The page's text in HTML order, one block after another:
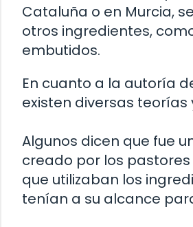
Cataluña o en Murcia,
otros ingredientes,
embutidos.
En cuanto a la autoría
existen diversas teorías
Algunos dicen que fue
creado por los
que utilizaban los
tenían a su alcance